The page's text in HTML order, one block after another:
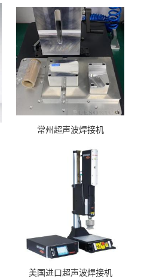
常州超声波焊接机
美国进口超声波焊接机